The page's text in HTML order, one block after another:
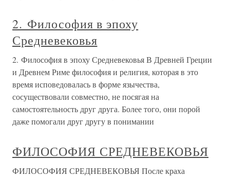
2. Философия в эпоху
Средневековья
2. Философия в эпоху Средневековья В Древней Греции
и Древнем Риме философия и религия, которая в это
время исповедовалась в форме язычества,
сосуществовали совместно, не посягая на
самостоятельность друг друга. Более того, они порой
даже помогали друг другу в понимании
ФИЛОСОФИЯ СРЕДНЕВЕКОВЬЯ
ФИЛОСОФИЯ СРЕДНЕВЕКОВЬЯ После краха